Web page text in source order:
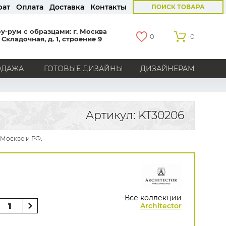
Оплата Доставка Контакты ПОИСК ТОВАРА
рум с образцами: г. Москва
Складочная, д. 1, строение 9
0 0
ГОТОВЫЕ ДИЗАЙНЫ ДИЗАЙНЕРАМ
Америка
Англия Бельгия
Германия
Голландия
Россия Все страны
York
Bernardo Bartalucci
Zambaiti
AS Creation
Hygge Roll
Grandeco
Артикул: KT30206
Москве и РФ.
Все коллекции
Architector